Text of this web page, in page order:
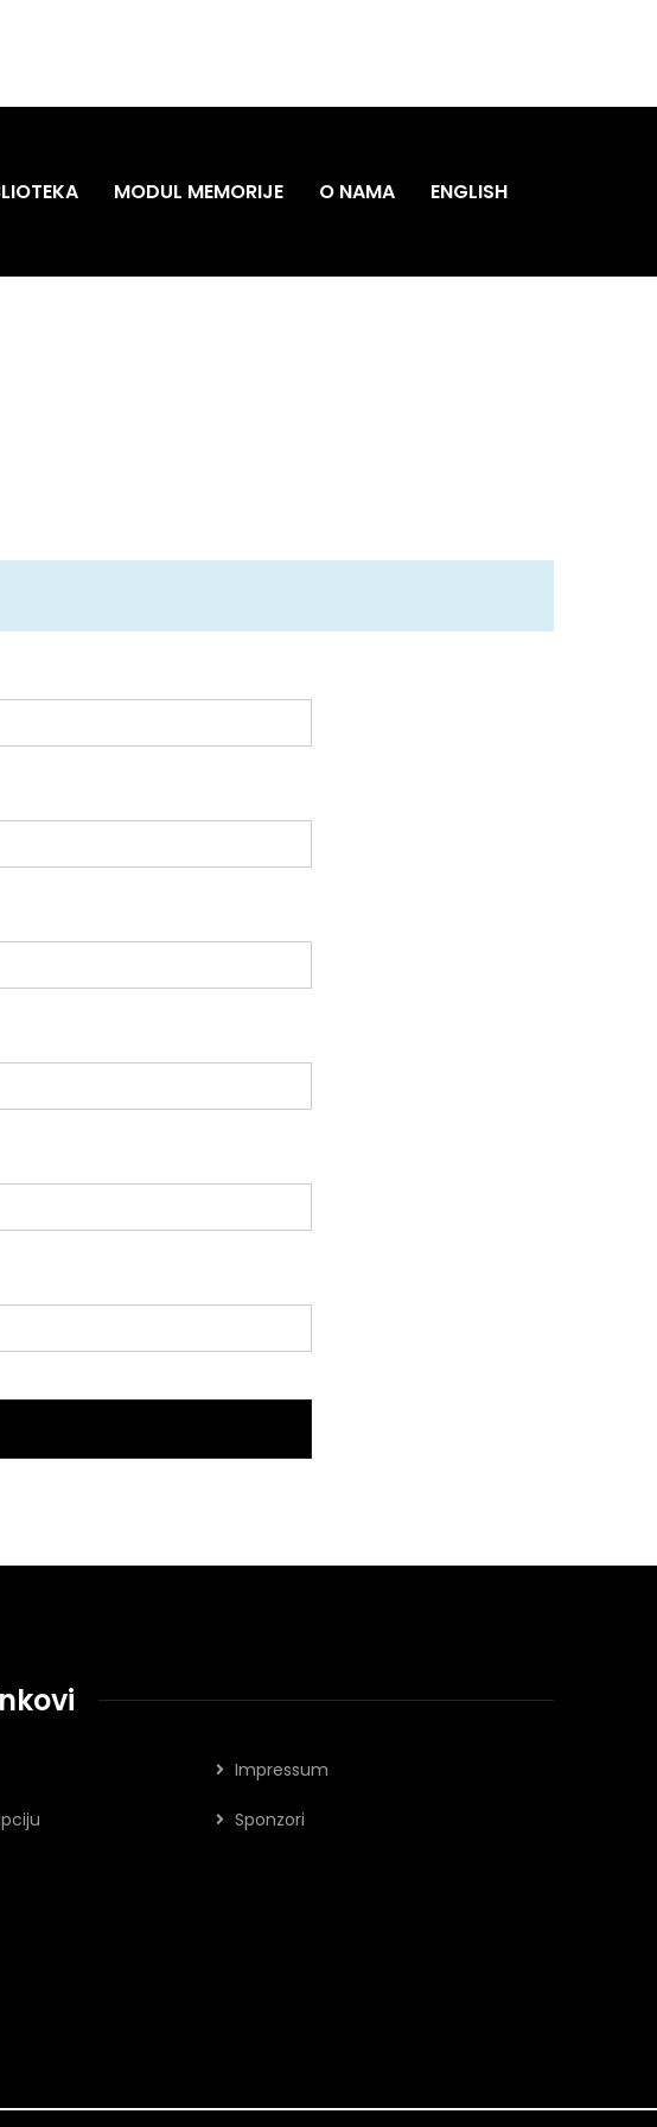
MODUL MEMORIJE O NAMA ENGLISH
Impressum
Sponzori